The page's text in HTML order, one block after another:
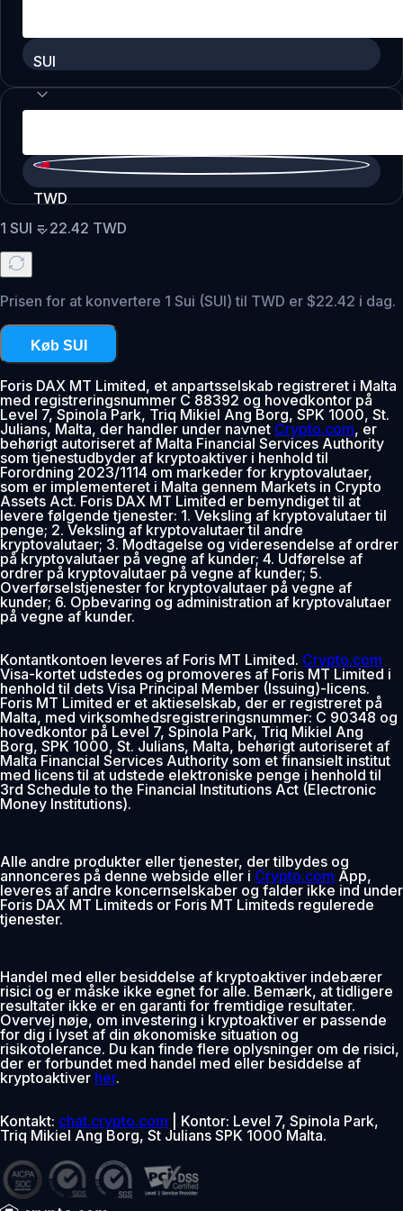
SUI
TWD
1 SUI =22.42 TWD
Prisen for at konvertere 1 Sui (SUI) til TWD er $22.42 i dag.
Køb SUI
Foris DAX MT Limited, et anpartsselskab registreret i Malta
med registreringsnummer C 88392 og hovedkontor på
Level 7, Spinola Park, Triq Mikiel Ang Borg, SPK 1000, St.
Julians, Malta, der handler under navnet Crypto.com, er
behørigt autoriseret af Malta Financial Services Authority
som tjenestudbyder af kryptoaktiver i henhold til
Forordning 2023/1114 om markeder for kryptovalutaer,
som er implementeret i Malta gennem Markets in Crypto
Assets Act. Foris DAX MT Limited er bemyndiget til at
levere følgende tjenester: 1. Veksling af kryptovalutaer til
penge; 2. Veksling af kryptovalutaer til andre
kryptovalutaer; 3. Modtagelse og videresendelse af ordrer
på kryptovalutaer på vegne af kunder; 4. Udførelse af
ordrer på kryptovalutaer på vegne af kunder; 5.
Overførselstjenester for kryptovalutaer på vegne af
kunder; 6. Opbevaring og administration af kryptovalutaer
på vegne af kunder.
Kontantkontoen leveres af Foris MT Limited. Crypto.com
Visa-kortet udstedes og promoveres af Foris MT Limited i
henhold til dets Visa Principal Member (Issuing)-licens.
Foris MT Limited er et aktieselskab, der er registreret på
Malta, med virksomhedsregistreringsnummer: C 90348 og
hovedkontor på Level 7, Spinola Park, Triq Mikiel Ang
Borg, SPK 1000, St. Julians, Malta, behørigt autoriseret af
Malta Financial Services Authority som et finansielt institut
med licens til at udstede elektroniske penge i henhold til
3rd Schedule to the Financial Institutions Act (Electronic
Money Institutions).
Alle andre produkter eller tjenester, der tilbydes og
annonceres på denne webside eller i Crypto.com App,
leveres af andre koncernselskaber og falder ikke ind under
Foris DAX MT Limiteds or Foris MT Limiteds regulerede
tjenester.
Handel med eller besiddelse af kryptoaktiver indebærer
risici og er måske ikke egnet for alle. Bemærk, at tidligere
resultater ikke er en garanti for fremtidige resultater.
Overvej nøje, om investering i kryptoaktiver er passende
for dig i lyset af din økonomiske situation og
risikotolerance. Du kan finde flere oplysninger om de risici,
der er forbundet med handel med eller besiddelse af
kryptoaktiver her.
Kontakt: chat.crypto.com | Kontor: Level 7, Spinola Park,
Triq Mikiel Ang Borg, St Julians SPK 1000 Malta.